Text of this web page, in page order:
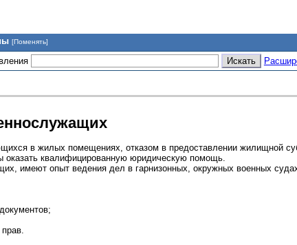
[Поменять]
в жилых помещениях, отказом в предоставлении жилищной
квалифицированную юридическую помощь.
имеют опыт ведения дел в гарнизонных, окружных военных